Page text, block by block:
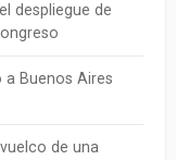
despliegue de
a Buenos Aires
de una